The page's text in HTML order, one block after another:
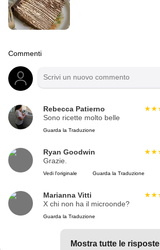
Commenti
Rebecca Patierno
Sono ricette molto belle
Guarda la Traduzione
Ryan Goodwin
Grazie.
Vedi l'originale Guarda la Traduzione
Marianna Vitti
X chi non ha il microonde?
Guarda la Traduzione
mostra tutte le risposte